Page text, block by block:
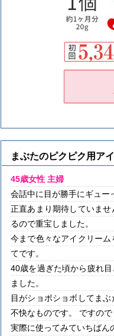
まぶたのピクピク用ア
45歳女性 主婦
会話中に目が勝手にギュー
正直あまり期待していま
るので重宝しました。
今まで色々なアイクリー
てです。
40歳を過ぎた頃から疲れ
ました。
目がショボショボしてま
不快なものです。 ですの
実際に使ってみていちばん